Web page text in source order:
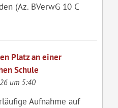
(Az. BVerwG 10 C
Platz an einer
Schule
um 5:40
Aufnahme auf